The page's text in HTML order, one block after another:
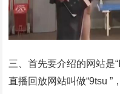
三、首先要介绍的网站是
直播回放网站叫做“9tsu ”